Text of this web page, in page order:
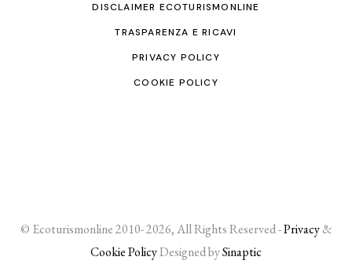
DISCLAIMER ECOTURISMONLINE
TRASPARENZA E RICAVI
PRIVACY POLICY
COOKIE POLICY
© Ecoturismonline 2010- 2026, All Rights Reserved -Privacy&
Cookie PolicyDesigned bySinaptic